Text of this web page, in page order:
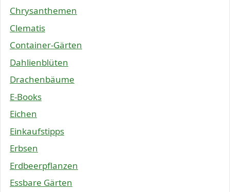
Chrysanthemen
Clematis
Container-Gärten
Dahlienblüten
Drachenbäume
E-Books
Eichen
Einkaufstipps
Erbsen
Erdbeerpflanzen
Essbare Gärten